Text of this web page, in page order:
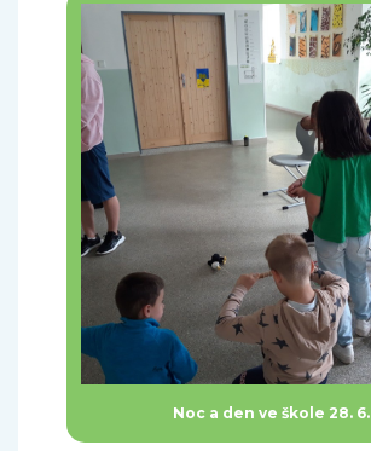
Noc a den ve škole 28. 6.